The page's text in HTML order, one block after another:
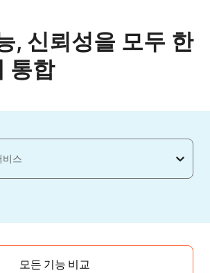
, 신뢰성을 모두 한
통합
비스
모든 기능 비교